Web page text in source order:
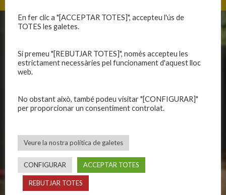
Història
Organització
Política de privadesa
Primer equip masculí
Primer equip femení
C.E. El Vilar
CALENDARIS INFORMACIONS
En fer clic a "[ACCEPTAR TOTES]", accepteu l'ús de
TOTES les galetes.
Si premeu "[REBUTJAR TOTES]", només accepteu les
estrictament necessàries pel funcionament d'aquest lloc
web.
No obstant això, també podeu visitar "[CONFIGURAR]"
per proporcionar un consentiment controlat.
Veure la nostra política de galetes
CONFIGURAR ACCEPTAR TOTES
REBUTJAR TOTES